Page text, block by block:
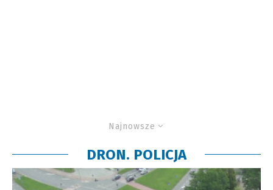
Najnowsze
DRON. POLICJA